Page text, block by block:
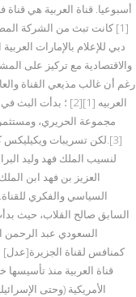
أسبوعيا. قناة العربية هي
[1] كانت تبث من الشركة
دبي للإعلام بالإمارات
والاقتصادية مع تركيز على
رغم أن غالب مذيعي القناة
[3].لكن تسريبات
العزيز بن فهد ابن
السابق صالح القلاب، حيث
السعودي عبد الرحمن
كمنافس لقناة
قناة العربية منذ
الأمريكية (وحتى